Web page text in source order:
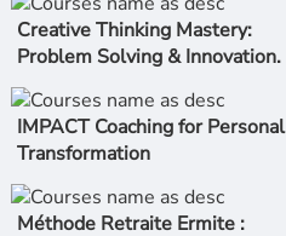
Creative Thinking Mastery:
Problem Solving & Innovation.
IMPACT Coaching for Personal
Transformation
Méthode Retraite Ermite :